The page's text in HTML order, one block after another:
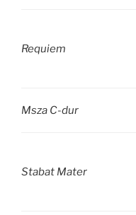
Requiem
Msza C-dur
Stabat Mater